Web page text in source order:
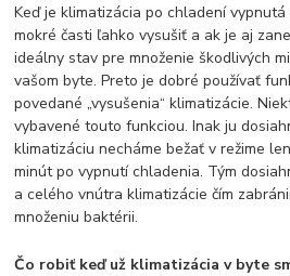
Keď je klimatizácia po chladení
mokré časti ľahko vysušiť a ak je aj
ideálny stav pre množenie škodlivých
vašom byte. Preto je dobré používať
povedané „vysušenia“ klimatizácie.
vybavené touto funkciou. Inak ju
klimatizáciu necháme bežať v režime
minút po vypnutí chladenia. Tým
a celého vnútra klimatizácie čím
množeniu baktérii.
Čo robiť keď už klimatizácia v byte